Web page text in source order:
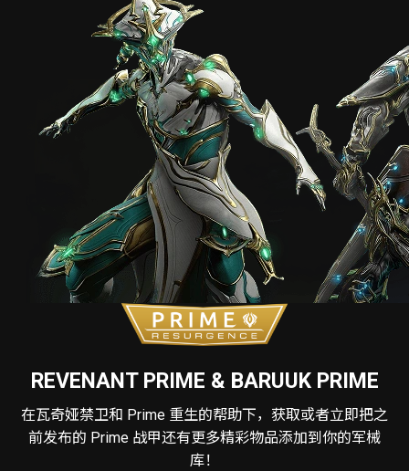
REVENANT PRIME & BARUUK PRIME
在瓦奇娅禁卫和 Prime 重生的帮助下，获取或者立即把之
前发布的 Prime 战甲还有更多精彩物品添加到你的军械
库！